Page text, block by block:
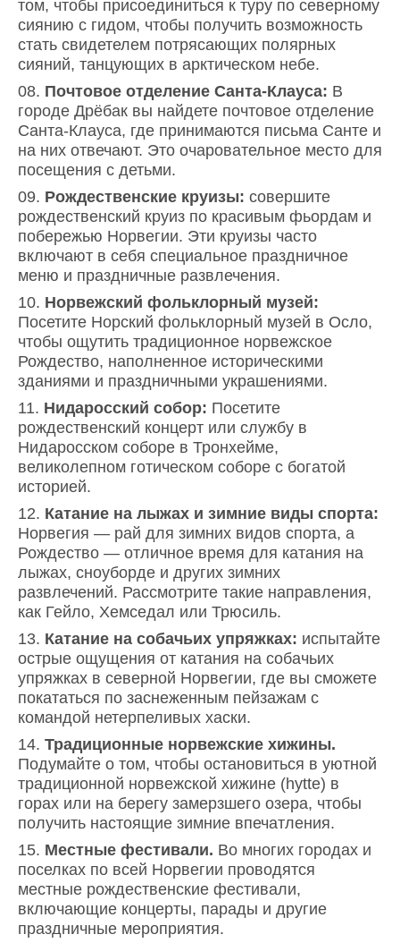
том, чтобы присоединиться к туру по северному
сиянию с гидом, чтобы получить возможность
стать свидетелем потрясающих полярных
сияний, танцующих в арктическом небе.
Почтовое отделение Санта-Клауса: В
городе Дрёбак вы найдете почтовое отделение
Санта-Клауса, где принимаются письма Санте и
на них отвечают. Это очаровательное место для
посещения с детьми.
Рождественские круизы: совершите
рождественский круиз по красивым фьордам и
побережью Норвегии. Эти круизы часто
включают в себя специальное праздничное
меню и праздничные развлечения.
Норвежский фольклорный музей:
Посетите Норский фольклорный музей в Осло,
чтобы ощутить традиционное норвежское
Рождество, наполненное историческими
зданиями и праздничными украшениями.
Нидаросский собор: Посетите
рождественский концерт или службу в
Нидаросском соборе в Тронхейме,
великолепном готическом соборе с богатой
историей.
Катание на лыжах и зимние виды спорта:
Норвегия — рай для зимних видов спорта, а
Рождество — отличное время для катания на
лыжах, сноуборде и других зимних
развлечений. Рассмотрите такие направления,
как Гейло, Хемседал или Трюсиль.
Катание на собачьих упряжках: испытайте
острые ощущения от катания на собачьих
упряжках в северной Норвегии, где вы сможете
покататься по заснеженным пейзажам с
командой нетерпеливых хаски.
Традиционные норвежские хижины.
Подумайте о том, чтобы остановиться в уютной
традиционной норвежской хижине (hytte) в
горах или на берегу замерзшего озера, чтобы
получить настоящие зимние впечатления.
Местные фестивали. Во многих городах и
поселках по всей Норвегии проводятся
местные рождественские фестивали,
включающие концерты, парады и другие
праздничные мероприятия.